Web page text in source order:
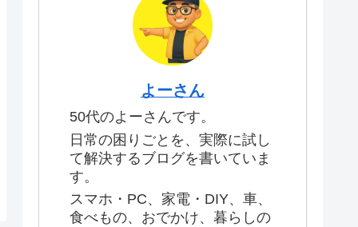
よーさん
50代のよーさんです。
日常の困りごとを、実際に試し
て解決するブログを書いていま
す。
スマホ・PC、家電・DIY、車、
食べもの、おでかけ、暮らしの